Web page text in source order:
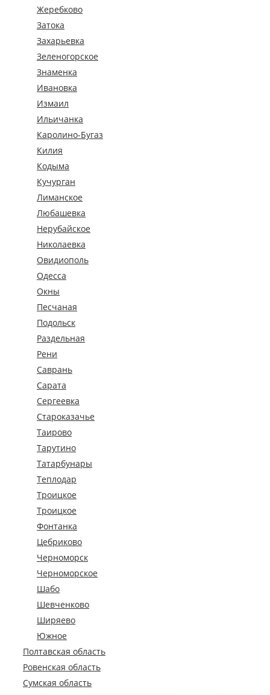
Жеребково
Затока
Захарьевка
Зеленогорское
Знаменка
Ивановка
Измаил
Ильичанка
Каролино-Бугаз
Килия
Кодыма
Кучурган
Лиманское
Любашевка
Нерубайское
Николаевка
Овидиополь
Одесса
Окны
Песчаная
Подольск
Раздельная
Рени
Саврань
Сарата
Сергеевка
Староказачье
Таирово
Тарутино
Татарбунары
Теплодар
Троицкое
Троицкое
Фонтанка
Цебриково
Черноморск
Черноморское
Шабо
Шевченково
Ширяево
Южное
Полтавская область
Ровенская область
Сумская область